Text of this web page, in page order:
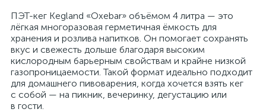
ПЭТ-кег Kegland «Oxebar» объёмом 4 литра — это
лёгкая многоразовая герметичная ёмкость для
хранения и розлива напитков. Он помогает сохранять
вкус и свежесть дольше благодаря высоким
кислородным барьерным свойствам и крайне низкой
газопроницаемости. Такой формат идеально подходит
для домашнего пивоварения, когда хочется взять кег
с собой — на пикник, вечеринку, дегустацию или
в гости.